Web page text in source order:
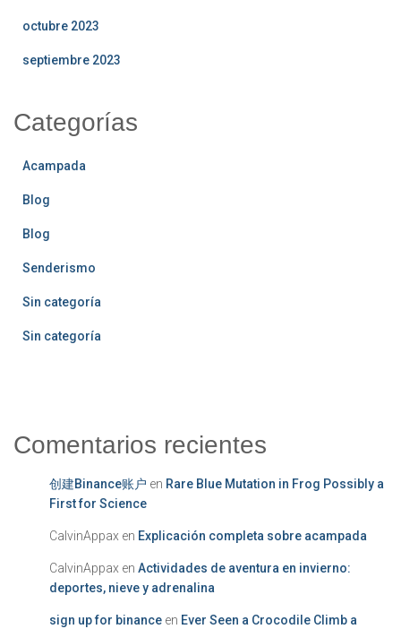
octubre 2023
septiembre 2023
Categorías
Acampada
Blog
Blog
Senderismo
Sin categoría
Sin categoría
Comentarios recientes
创建Binance账户 en Rare Blue Mutation in Frog Possibly a
First for Science
CalvinAppax en Explicación completa sobre acampada
CalvinAppax en Actividades de aventura en invierno:
deportes, nieve y adrenalina
sign up for binance en Ever Seen a Crocodile Climb a